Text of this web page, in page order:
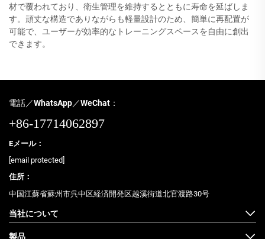
材で覆われており、衛生管理を維持するとともに寿命を延ばしま
す。頑丈な構造でありながらも軽量設計のため、簡単に再配置が
可能で、ユーザーが効率的なトレーニングスペースを自由に創出
できます。
電話／WhatsApp／WeChat：
+86-17714062897
Eメール：
[email protected]
住所：
中国江蘇省蘇州市呉中区経済開発区越溪街道北官渡路30号
当社について
製品